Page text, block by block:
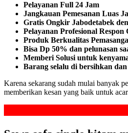
Pelayanan Full 24 Jam
Jangkauan Pemesanan Luas
Gratis Ongkir Jabodetabek
Pelayanan Profesional Respon
Produk Berkualitas
Bisa Dp 50% dan pelunasan
Memberi Solusi untuk
Barang selalu di bersihkan
Karena sekarang sudah mulai banyak
memberikan kesan yang baik untuk